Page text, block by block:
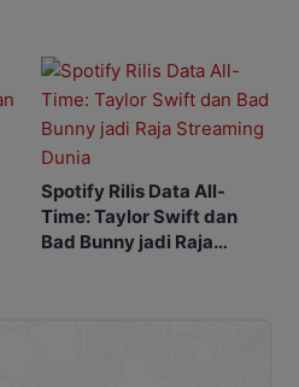
Spotify Rilis Data All-
Time: Taylor Swift dan
Bad Bunny jadi Raja